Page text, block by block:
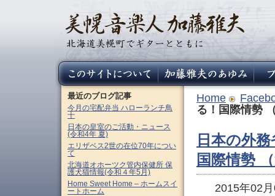
Home
る！国際情勢
日本の外
国際情勢
2015年02
最近のブログ記事
今月の宅配弁当 ハローランチ鳥
十
日本の皇室のご活動・ニュース
(令和4年 夏)
エリザベス2世の在位70年につい
て
北海道オホーツク管内保健所 保
護犬猫情報(令和４年5月)
Home Sweet Home – ホームスイ
ートホーム